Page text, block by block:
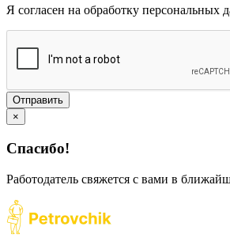
Я согласен на обработку персональных
Отправить
×
Спасибо!
Работодатель свяжется с вами в